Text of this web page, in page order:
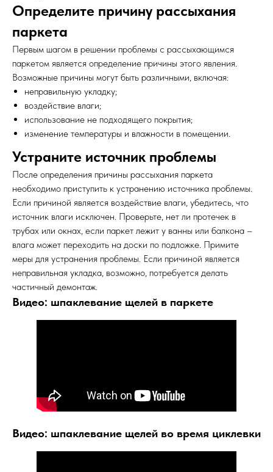
Определите причину рассыхания
паркета
Первым шагом в решении проблемы с рассыхающимся
паркетом является определение причины этого явления.
Возможные причины могут быть различными, включая:
неправильную укладку;
воздействие влаги;
использование не подходящего покрытия;
изменение температуры и влажности в помещении.
Устраните источник проблемы
После определения причины рассыхания паркета
необходимо приступить к устранению источника проблемы.
Если причиной является воздействие влаги, убедитесь, что
источник влаги исключен. Проверьте, нет ли протечек в
трубах или окнах, если паркет лежит у ванны или балкона –
влага может переходить на доски по подложке. Примите
меры для устранения проблемы. Если причиной является
неправильная укладка, возможно, потребуется делать
частичный демонтаж.
Видео: шпаклевание щелей в паркете
Видео: шпаклевание щелей во время циклевки